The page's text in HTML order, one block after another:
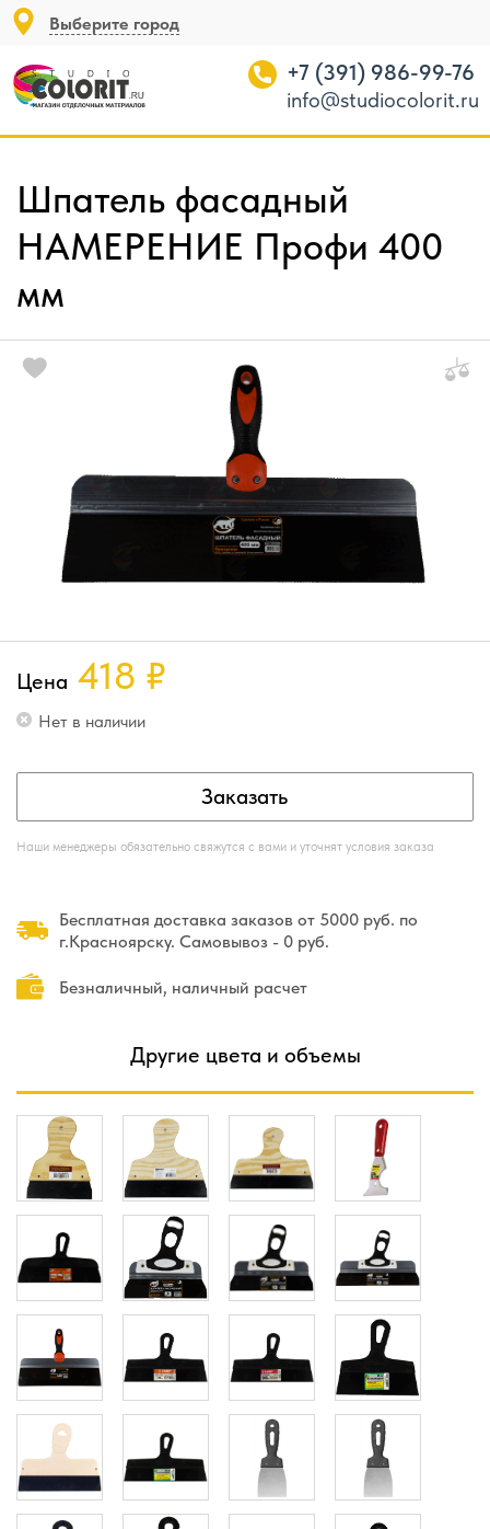
Выберите город
+7 (391) 986-99-76
info@studiocolorit.ru
Шпатель фасадный
НАМЕРЕНИЕ Профи 400
мм
Цена 418 ₽
Нет в наличии
Заказать
Наши менеджеры обязательно свяжутся с вами и уточнят условия заказа
Бесплатная доставка заказов от 5000 руб. по
г.Красноярску. Самовывоз - 0 руб.
Безналичный, наличный расчет
Другие цвета и объемы